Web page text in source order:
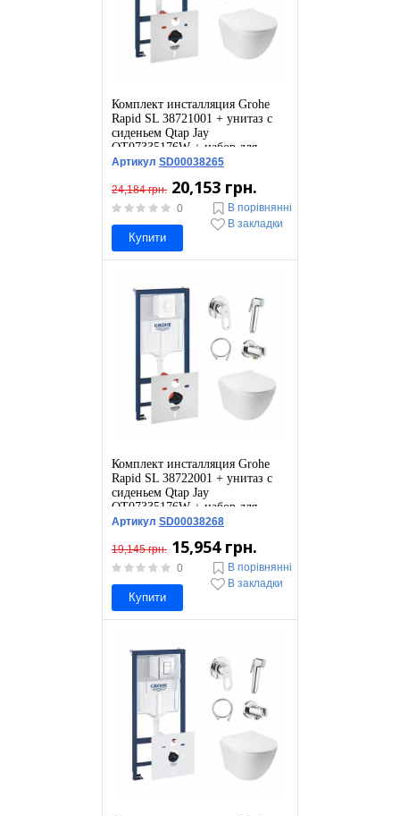
Комплект инсталляция Grohe
Rapid SL 38721001 + унитаз с
сиденьем Qtap Jay
QT07335176W + набор для
гигиенического душа со
111042
Артикул SD00038265
24,184 грн. 20,153 грн.
0
Купити
В порівнянні
В закладки
Комплект инсталляция Grohe
Rapid SL 38722001 + унитаз с
сиденьем Qtap Jay
QT07335176W + набор для
гигиенического душа со
111042
Артикул SD00038268
19,145 грн. 15,954 грн.
0
Купити
В порівнянні
В закладки